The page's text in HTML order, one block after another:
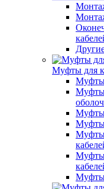
Муфты для
Муфты
Муфты
Муфты
Муфты
Муфты
Муфты